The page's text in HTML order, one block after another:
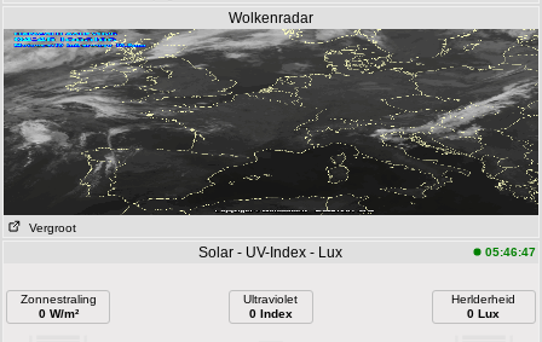
Wolkenradar
Vergroot
Solar - UV-Index - Lux 05:46:47
Zonnestraling
0 W/m²
Ultraviolet
0 Index
Herlderheid
0 Lux